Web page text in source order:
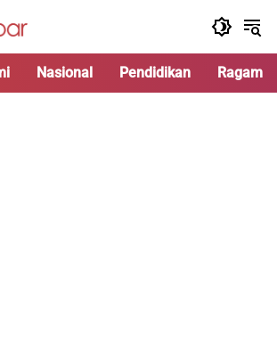
Nasional Pendidikan Ragam